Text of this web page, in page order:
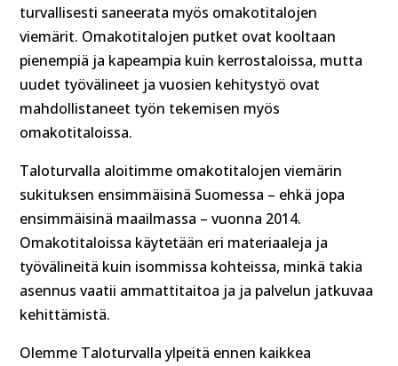
turvallisesti saneerata myös omakotitalojen
viemärit. Omakotitalojen putket ovat kooltaan
pienempiä ja kapeampia kuin kerrostaloissa, mutta
uudet työvälineet ja vuosien kehitystyö ovat
mahdollistaneet työn tekemisen myös
omakotitaloissa.
Taloturvalla aloitimme omakotitalojen viemärin
sukituksen ensimmäisinä Suomessa – ehkä jopa
ensimmäisinä maailmassa – vuonna 2014.
Omakotitaloissa käytetään eri materiaaleja ja
työvälineitä kuin isommissa kohteissa, minkä takia
asennus vaatii ammattitaitoa ja ja palvelun jatkuvaa
kehittämistä.
Olemme Taloturvalla ylpeitä ennen kaikkea